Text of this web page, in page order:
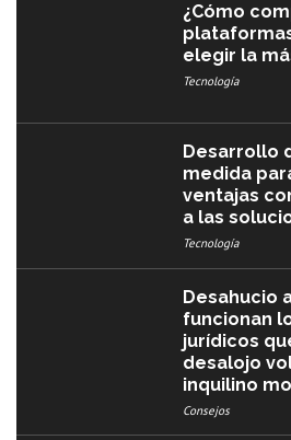
¿Cómo
elegir la
Tecnología
Desarrollo
medida
ventajas
a las
Tecnología
Desahucio
funcionan
jurídicos
desalojo
inquilino
Consejos